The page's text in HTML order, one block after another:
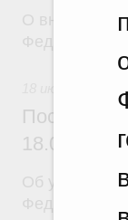
О внесении
Федерации
Об